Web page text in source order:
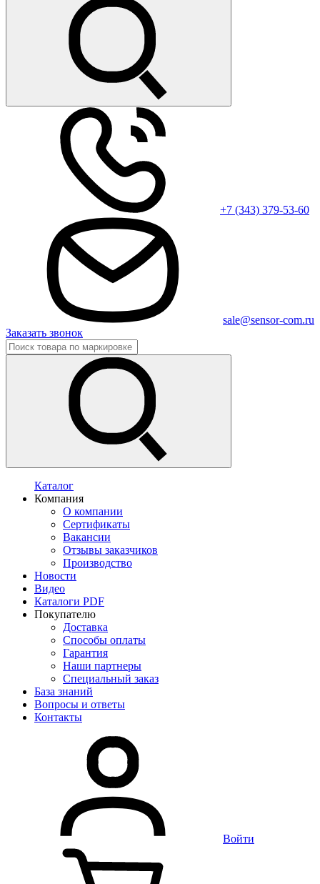
+7 (343) 379-53-60
sale@sensor-com.ru
Заказать звонок
Каталог
Компания
О компании
Сертификаты
Вакансии
Отзывы заказчиков
Производство
Новости
Видео
Каталоги PDF
Покупателю
Доставка
Способы оплаты
Гарантия
Наши партнеры
Специальный заказ
База знаний
Вопросы и ответы
Контакты
Войти